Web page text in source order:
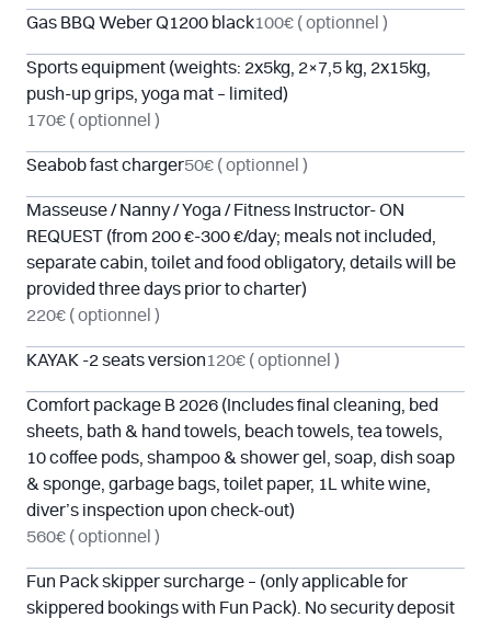
Gas BBQ Weber Q1200 black100€ ( optionnel )
Sports equipment (weights: 2x5kg, 2×7,5 kg, 2x15kg,
push-up grips, yoga mat – limited)
170€ ( optionnel )
Seabob fast charger50€ ( optionnel )
Masseuse / Nanny / Yoga / Fitness Instructor- ON
REQUEST (from 200 €-300 €/day; meals not included,
separate cabin, toilet and food obligatory, details will be
provided three days prior to charter)
220€ ( optionnel )
KAYAK -2 seats version120€ ( optionnel )
Comfort package B 2026 (Includes final cleaning, bed
sheets, bath & hand towels, beach towels, tea towels,
10 coffee pods, shampoo & shower gel, soap, dish soap
& sponge, garbage bags, toilet paper, 1L white wine,
diver’s inspection upon check-out)
560€ ( optionnel )
Fun Pack skipper surcharge – (only applicable for
skippered bookings with Fun Pack). No security deposit